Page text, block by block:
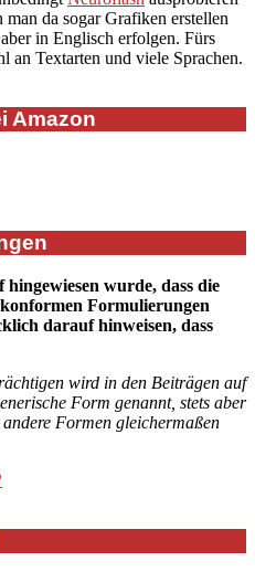
da sogar Grafiken erstellen
in Englisch erfolgen. Fürs
an Textarten und viele Sprachen.
Amazon
wurde, dass die
Formulierungen
darauf hinweisen, dass
wird in den Beiträgen auf
Form genannt, stets aber
Formen gleichermaßen